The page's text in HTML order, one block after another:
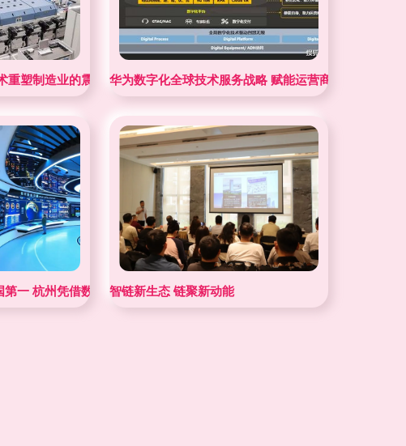
重塑制造业的震撼图景华为数字化全球技术服务战略 赋能运营商数字化转型
一 杭州凭借数字技术服务制胜的关键因素
智链新生态 链聚新动能